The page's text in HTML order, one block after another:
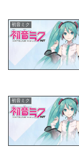
初音ミク
初音ミク